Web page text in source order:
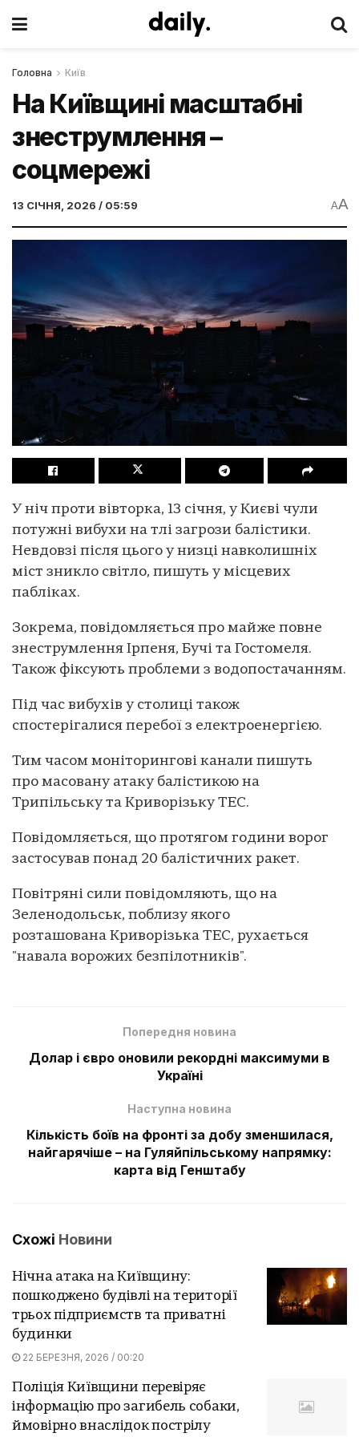
Головна Київ
На Київщині масштабні
знеструмлення –
соцмережі
13 СІЧНЯ, 2026 / 05:59 AA
У ніч проти вівторка, 13 січня, у Києві чули
потужні вибухи на тлі загрози балістики.
Невдовзі після цього у низці навколишніх
міст зникло світло, пишуть у місцевих
пабліках.
Зокрема, повідомляється про майже повне
знеструмлення Ірпеня, Бучі та Гостомеля.
Також фіксують проблеми з водопостачанням.
Під час вибухів у столиці також
спостерігалися перебої з електроенергією.
Тим часом моніторингові канали пишуть
про масовану атаку балістикою на
Трипільську та Криворізьку ТЕС.
Повідомляється, що протягом години ворог
застосував понад 20 балістичних ракет.
Повітряні сили повідомляють, що на
Зеленодольськ, поблизу якого
розташована Криворізька ТЕС, рухається
"навала ворожих безпілотників".
Попередня новина
Долар і євро оновили рекордні максимуми в
Україні
Наступна новина
Кількість боїв на фронті за добу зменшилася,
найгарячіше – на Гуляйпільському напрямку:
карта від Генштабу
Схожі Новини
Нічна атака на Київщину:
пошкоджено будівлі на території
трьох підприємств та приватні
будинки
22 БЕРЕЗНЯ, 2026 / 00:20
Поліція Київщини перевіряє
інформацію про загибель собаки,
ймовірно внаслідок пострілу